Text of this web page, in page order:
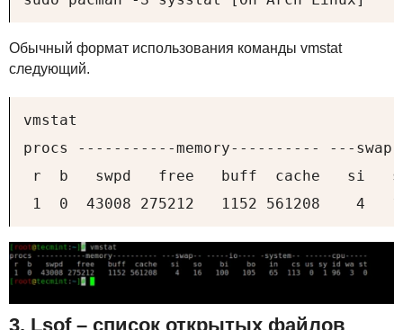
Обычный формат использования команды vmstat
следующий.
vmstat
procs -----------memory---------- ---
r  b   swpd   free   buff  cache   si
1  0  43008 275212   1152 561208    4
3. Lsof – список открытых файлов